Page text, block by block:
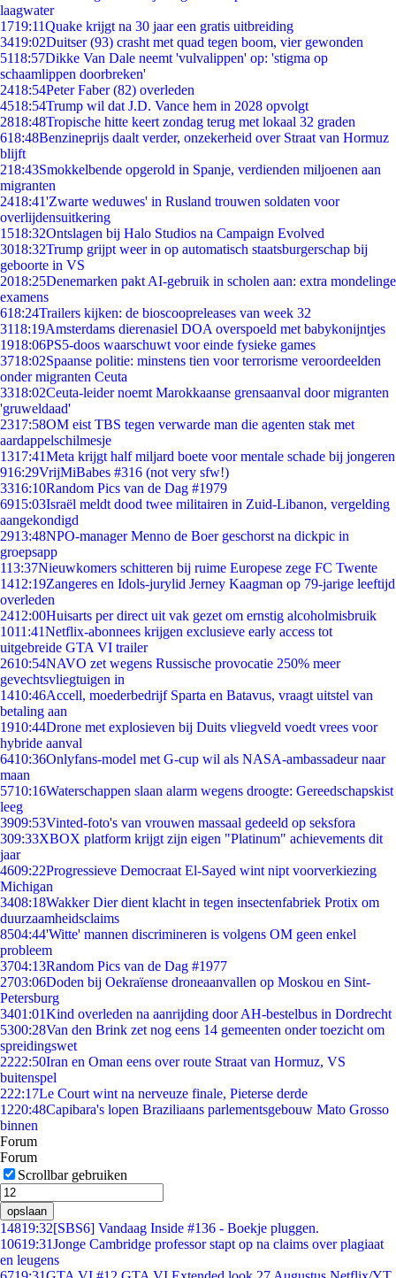
laagwater
1719:11Quake krijgt na 30 jaar een gratis uitbreiding
3419:02Duitser (93) crasht met quad tegen boom, vier gewonden
5118:57Dikke Van Dale neemt 'vulvalippen' op: 'stigma op
schaamlippen doorbreken'
2418:54Peter Faber (82) overleden
4518:54Trump wil dat J.D. Vance hem in 2028 opvolgt
2818:48Tropische hitte keert zondag terug met lokaal 32 graden
618:48Benzineprijs daalt verder, onzekerheid over Straat van Hormuz
blijft
218:43Smokkelbende opgerold in Spanje, verdienden miljoenen aan
migranten
2418:41'Zwarte weduwes' in Rusland trouwen soldaten voor
overlijdensuitkering
1518:32Ontslagen bij Halo Studios na Campaign Evolved
3018:32Trump grijpt weer in op automatisch staatsburgerschap bij
geboorte in VS
2018:25Denemarken pakt AI-gebruik in scholen aan: extra mondelinge
examens
618:24Trailers kijken: de bioscoopreleases van week 32
3118:19Amsterdams dierenasiel DOA overspoeld met babykonijntjes
1918:06PS5-doos waarschuwt voor einde fysieke games
3718:02Spaanse politie: minstens tien voor terrorisme veroordeelden
onder migranten Ceuta
3318:02Ceuta-leider noemt Marokkaanse grensaanval door migranten
'gruweldaad'
2317:58OM eist TBS tegen verwarde man die agenten stak met
aardappelschilmesje
1317:41Meta krijgt half miljard boete voor mentale schade bij jongeren
916:29VrijMiBabes #316 (not very sfw!)
3316:10Random Pics van de Dag #1979
6915:03Israël meldt dood twee militairen in Zuid-Libanon, vergelding
aangekondigd
2913:48NPO-manager Menno de Boer geschorst na dickpic in
groepsapp
113:37Nieuwkomers schitteren bij ruime Europese zege FC Twente
1412:19Zangeres en Idols-jurylid Jerney Kaagman op 79-jarige leeftijd
overleden
2412:00Huisarts per direct uit vak gezet om ernstig alcoholmisbruik
1011:41Netflix-abonnees krijgen exclusieve early access tot
uitgebreide GTA VI trailer
2610:54NAVO zet wegens Russische provocatie 250% meer
gevechtsvliegtuigen in
1410:46Accell, moederbedrijf Sparta en Batavus, vraagt uitstel van
betaling aan
1910:44Drone met explosieven bij Duits vliegveld voedt vrees voor
hybride aanval
6410:36Onlyfans-model met G-cup wil als NASA-ambassadeur naar
maan
5710:16Waterschappen slaan alarm wegens droogte: Gereedschapskist
leeg
3909:53Vinted-foto's van vrouwen massaal gedeeld op seksfora
309:33XBOX platform krijgt zijn eigen "Platinum" achievements dit
jaar
4609:22Progressieve Democraat El-Sayed wint nipt voorverkiezing
Michigan
3408:18Wakker Dier dient klacht in tegen insectenfabriek Protix om
duurzaamheidsclaims
8504:44'Witte' mannen discrimineren is volgens OM geen enkel
probleem
3704:13Random Pics van de Dag #1977
2703:06Doden bij Oekraïense droneaanvallen op Moskou en Sint-
Petersburg
3401:01Kind overleden na aanrijding door AH-bestelbus in Dordrecht
5300:28Van den Brink zet nog eens 14 gemeenten onder toezicht om
spreidingswet
2222:50Iran en Oman eens over route Straat van Hormuz, VS
buitenspel
222:17Le Court wint na nerveuze finale, Pieterse derde
1220:48Capibara's lopen Braziliaans parlementsgebouw Mato Grosso
binnen
Forum
Forum
Scrollbar gebruiken
opslaan
14819:32[SBS6] Vandaag Inside #136 - Boekje pluggen.
10619:31Jonge Cambridge professor stapt op na claims over plagiaat
en leugens